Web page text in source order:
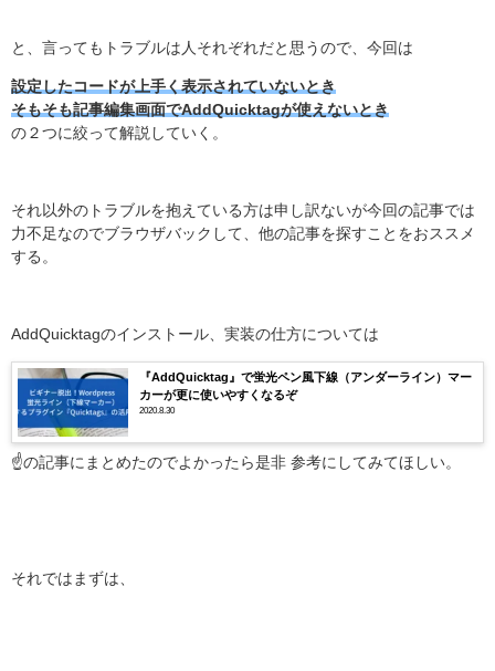
と、言ってもトラブルは人それぞれだと思うので、今回は
設定したコードが上手く表示されていないとき
そもそも記事編集画面でAddQuicktagが使えないとき
の２つに絞って解説していく。
それ以外のトラブルを抱えている方は申し訳ないが今回の記事では
力不足なのでブラウザバックして、他の記事を探すことをおススメ
する。
AddQuicktagのインストール、実装の仕方については
『AddQuicktag』で蛍光ペン風下線（アンダーライン）マー
カーが更に使いやすくなるぞ
2020.8.30
☝の記事にまとめたのでよかったら是非 参考にしてみてほしい。
それではまずは、